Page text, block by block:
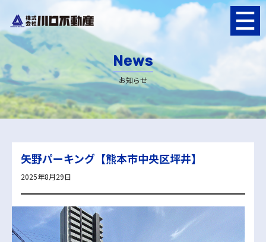
News
お知らせ
矢野パーキング【熊本市中央区坪井】
2025年8月29日